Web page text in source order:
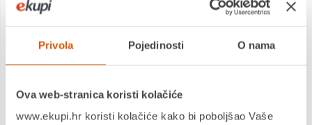
Privola Pojedinosti O nama
Ova web-stranica koristi kolačiće
www.ekupi.hr koristi kolačiće kako bi poboljšao Vaše